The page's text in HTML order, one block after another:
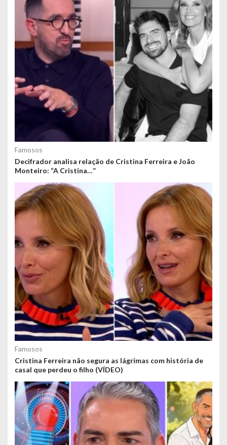
Famosos
Decifrador analisa relação de Cristina Ferreira e João
Monteiro: “A Cristina…”
Famosos
Cristina Ferreira não segura as lágrimas com história de
casal que perdeu o filho (VÍDEO)